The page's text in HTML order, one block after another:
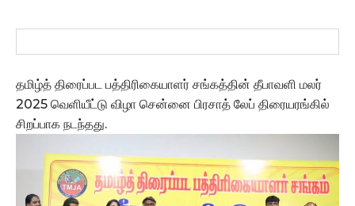
தமிழ்த் திரைப்பட பத்திரிகையாளர் சங்கத்தின் தீபாவளி மலர்
2025 வெளியீட்டு விழா சென்னை பிரசாத் லேப் திரையரங்கில்
சிறப்பாக நடந்தது.